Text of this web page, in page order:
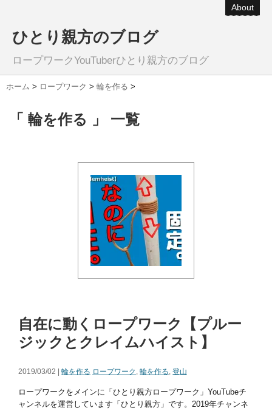
About
ひとり親方のブログ
ロープワークYouTuberひとり親方のブログ
ホーム > ロープワーク > 輪を作る >
「 輪を作る 」 一覧
自在に動くロープワーク【プルー
ジックとクレイムハイスト】
2019/03/02 | 輪を作る ロープワーク , 輪を作る, 登山
ロープワークをメインに「ひとり親方ロープワーク」YouTubeチ
ャンネルを運営しています「ひとり親方」です。2019年チャンネ